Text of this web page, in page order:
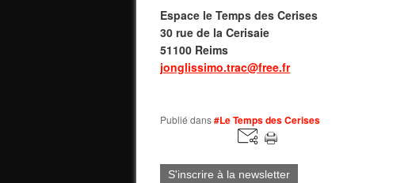
Espace le Temps des Cerises
30 rue de la Cerisaie
51100 Reims
jonglissimo.trac@free.fr
Publié dans#Le Temps des Cerises
S'inscrire à la newsletter